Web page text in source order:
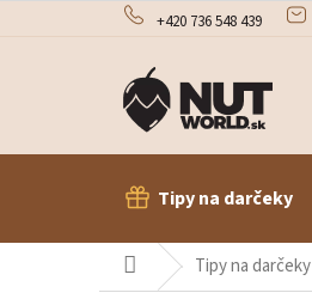
+420 736 548 439
Tipy na darčeky
DomovTipy na darčeky